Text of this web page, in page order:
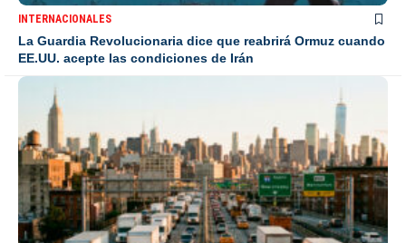
INTERNACIONALES
La Guardia Revolucionaria dice que reabrirá Ormuz cuando
EE.UU. acepte las condiciones de Irán